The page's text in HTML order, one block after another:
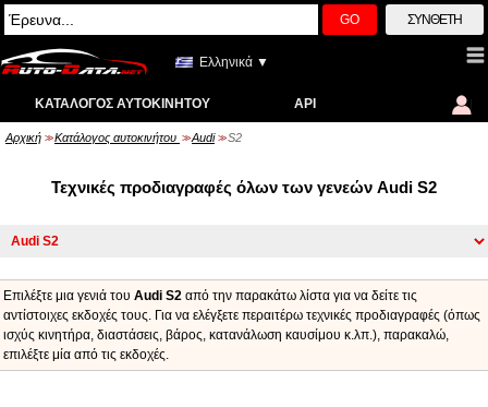
GO ΣΎΝΘΕΤΗ
Ελληνικά ▼
ΚΑΤΆΛΟΓΟΣ ΑΥΤΟΚΙΝΉΤΟΥ API
Αρχική >> Κατάλογος αυτοκινήτου >> Audi >> S2
Τεχνικές προδιαγραφές όλων των γενεών Audi S2
Επιλέξτε μια γενιά του Audi S2 από την παρακάτω λίστα για να δείτε τις
αντίστοιχες εκδοχές τους. Για να ελέγξετε περαιτέρω τεχνικές προδιαγραφές (όπως
ισχύς κινητήρα, διαστάσεις, βάρος, κατανάλωση καυσίμου κ.λπ.), παρακαλώ,
επιλέξτε μία από τις εκδοχές.